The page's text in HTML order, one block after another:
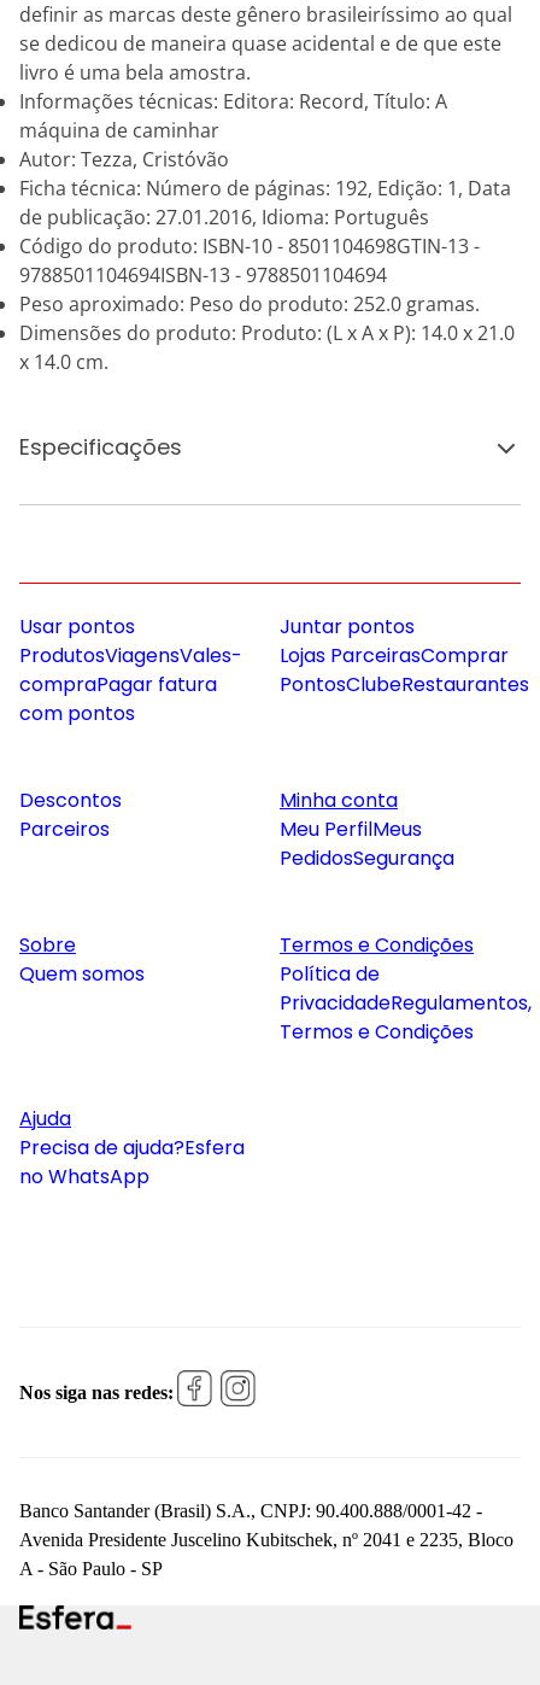
definir as marcas deste gênero brasileiríssimo ao qual
se dedicou de maneira quase acidental e de que este
livro é uma bela amostra.
Informações técnicas: Editora: Record, Título: A
máquina de caminhar
Autor: Tezza, Cristóvão
Ficha técnica: Número de páginas: 192, Edição: 1, Data
de publicação: 27.01.2016, Idioma: Português
Código do produto: ISBN-10 - 8501104698GTIN-13 -
9788501104694ISBN-13 - 9788501104694
Peso aproximado: Peso do produto: 252.0 gramas.
Dimensões do produto: Produto: (L x A x P): 14.0 x 21.0
x 14.0 cm.
Especificações
Usar pontos
ProdutosViagensVales-
compraPagar fatura
com pontos
Juntar pontos
Lojas ParceirasComprar
PontosClubeRestaurantes
Descontos
Parceiros
Minha conta
Meu PerfilMeus
PedidosSegurança
Sobre
Quem somos
Termos e Condições
Política de
PrivacidadeRegulamentos,
Termos e Condições
Ajuda
Precisa de ajuda?Esfera
no WhatsApp
Nos siga nas redes:
Banco Santander (Brasil) S.A., CNPJ: 90.400.888/0001-42 -
Avenida Presidente Juscelino Kubitschek, nº 2041 e 2235, Bloco
A - São Paulo - SP